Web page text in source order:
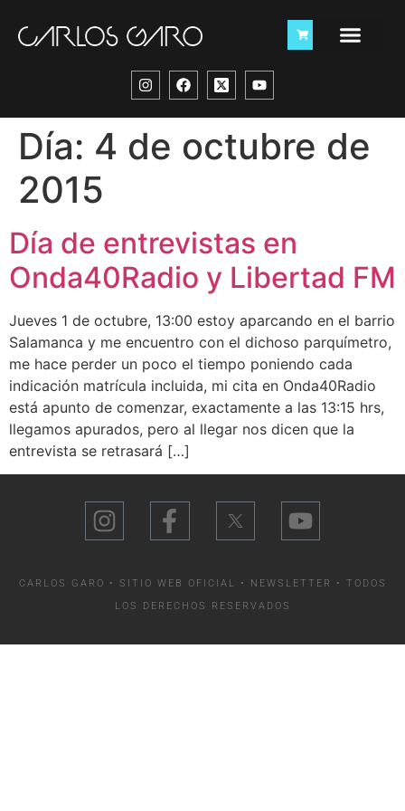
Día: 4 de octubre de
2015
Día de entrevistas en
Onda40Radio y Libertad FM
Jueves 1 de octubre, 13:00 estoy aparcando en el barrio
Salamanca y me encuentro con el dichoso parquímetro,
me hace perder un poco el tiempo poniendo cada
indicación matrícula incluida, mi cita en Onda40Radio
está apunto de comenzar, exactamente a las 13:15 hrs,
llegamos apurados, pero al llegar nos dicen que la
entrevista se retrasará […]
CARLOS GARO • SITIO WEB OFICIAL • NEWSLETTER
• TODOS
LOS DERECHOS RESERVADOS